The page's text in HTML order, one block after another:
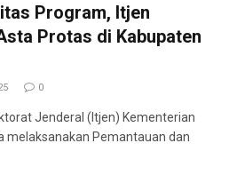
Program, Itjen
Protas di Kabupaten
0
Jenderal (Itjen) Kementerian
melaksanakan Pemantauan dan